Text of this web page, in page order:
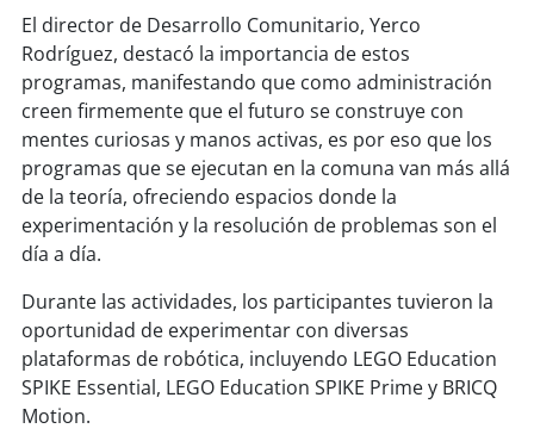
quillota
soysanantonio
soy chillán
soysancarlos
soytalcahuano
soyconcepción
soycoronel
soyarauco
El director de Desarrollo Comunitario, Yerco
Rodríguez, destacó la importancia de estos
programas, manifestando que como administración
creen firmemente que el futuro se construye con
mentes curiosas y manos activas, es por eso que los
programas que se ejecutan en la comuna van más allá
de la teoría, ofreciendo espacios donde la
experimentación y la resolución de problemas son el
día a día.
Durante las actividades, los participantes tuvieron la
oportunidad de experimentar con diversas
plataformas de robótica, incluyendo LEGO Education
SPIKE Essential, LEGO Education SPIKE Prime y BRICQ
Motion.